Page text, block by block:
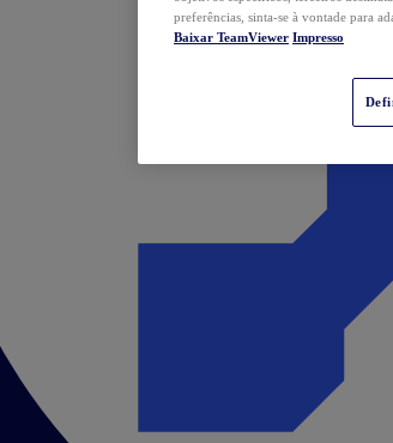
preferências, sinta-se à vontade para
Baixar TeamViewer Impresso